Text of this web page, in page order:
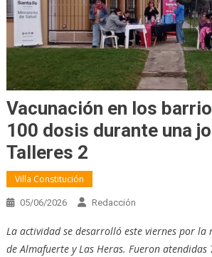
Vacunación en los
100 dosis durante una
Talleres 2
Villa Constitución
05/06/2026 Redacción
La actividad se desarrolló este viernes por la
de Almafuerte y Las Heras. Fueron atendidas